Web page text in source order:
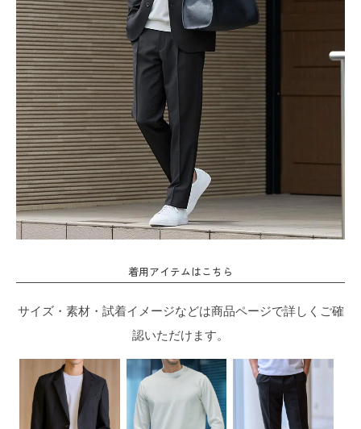
着用アイテムはこちら
サイズ・素材・試着イメージなどは商品ページで詳しくご確
認いただけます。